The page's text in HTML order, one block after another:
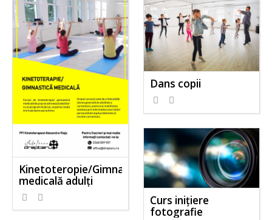
Kinetoteropie/Gimnastică
medicală adulți
Dans copii
Curs inițiere
fotografie